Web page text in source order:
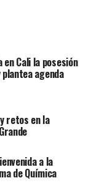
Cali la posesión
agenda
y retos en la
a la
de Química